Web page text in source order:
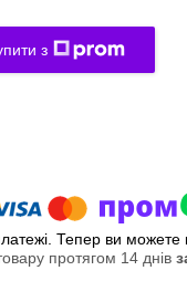
з
Тепер ви
протягом 14 днів